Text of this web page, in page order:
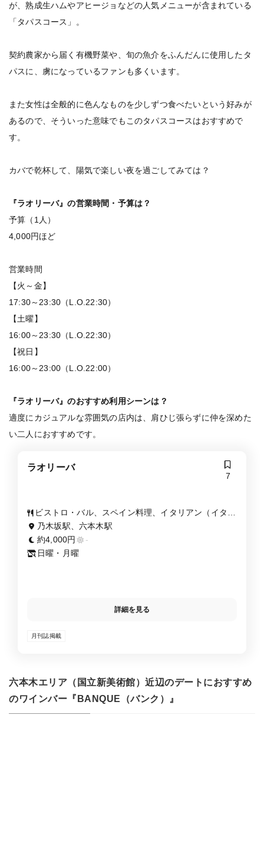
が、熟成生ハムやアヒージョなどの人気メニューが含まれている
「タパスコース」。
契約農家から届く有機野菜や、旬の魚介をふんだんに使用したタ
パスに、虜になっているファンも多くいます。
また女性は全般的に色んなものを少しずつ食べたいという好みが
あるので、そういった意味でもこのタパスコースはおすすめで
す。
カバで乾杯して、陽気で楽しい夜を過ごしてみては？
『ラオリーバ』の営業時間・予算は？
予算（1人）
4,000円ほど
営業時間
【火～金】
17:30～23:30（L.O.22:30）
【土曜】
16:00～23:30（L.O.22:30）
【祝日】
16:00～23:00（L.O.22:00）
『ラオリーバ』のおすすめ利用シーンは？
適度にカジュアルな雰囲気の店内は、肩ひじ張らずに仲を深めた
い二人におすすめです。
ラオリーバ
7
ビストロ・バル、スペイン料理、イタリアン（イタリ
ア料理）、居酒屋
乃木坂駅、六本木駅
約4,000円
-
日曜・月曜
詳細を見る
月刊誌掲載
六本木エリア（国立新美術館）近辺のデートにおすすめ
のワインバー『BANQUE（バンク）』